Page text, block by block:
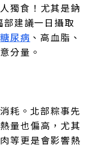
獨食！尤其是鈉
建議一日攝取
糖尿病 、高血脂、
分量。
耗。北部粽事先
量也偏高，尤其
等更是會影響熱